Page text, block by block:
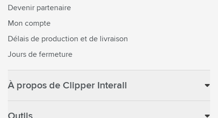
Devenir partenaire
Mon compte
Délais de production et de livraison
Jours de fermeture
À propos de Clipper Interall
Outils